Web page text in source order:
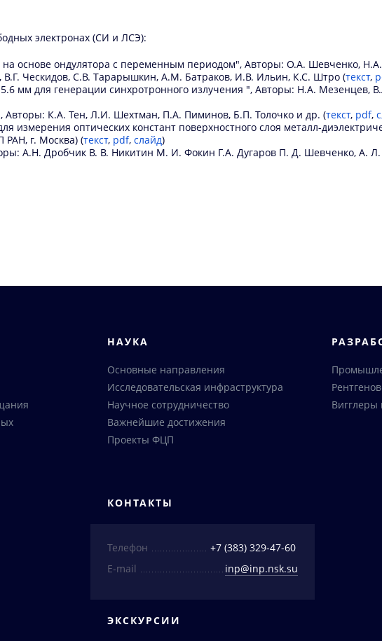
электронах (СИ и ЛСЭ):
основе ондулятора с переменным периодом", Авторы: О.А. Шевченко,
Ческидов, С.В. Тарарышкин, А.М. Батраков, И.В. Ильин, К.С. Штро (текст,
мм для генерации синхротронного излучения ", Авторы: Н.А. Мезенцев,
Авторы: К.А. Тен, Л.И. Шехтман, П.А. Пиминов, Б.П. Толочко и др. (текст, pdf,
оптических констант поверхностного слоя металл-
г. Москва) (текст, pdf, слайд)
А.Н. Дробчик В. В. Никитин М. И. Фокин Г.А. Дугаров П. Д. Шевченко, А.
НАУКА
Основные направления
Исследовательская инфраструктура
Научное сотрудничество
Важнейшие достижения
Проекты ФЦП
Вигглеры
КОНТАКТЫ
Телефон
+7 (383) 329-47-60
E-mail
inp@inp.nsk.su
ЭКСКУРСИИ